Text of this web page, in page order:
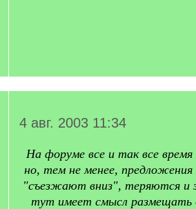
4 авг. 2003 11:34
На форуме все и так все
но, тем не менее,
"съезжают вниз", теряются и
тут имеет смысл размещать